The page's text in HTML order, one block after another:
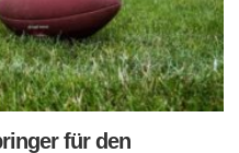
für den